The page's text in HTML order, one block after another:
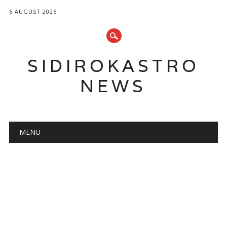
6 AUGUST 2026
SIDIROKASTRO
NEWS
Main menu
MENU